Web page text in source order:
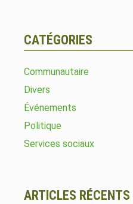
CATÉGORIES
Communautaire
Divers
Événements
Politique
Services sociaux
ARTICLES RÉCENTS